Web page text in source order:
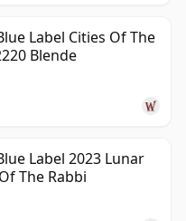
Label Cities Of The
Blende
Label 2023 Lunar
The Rabbi